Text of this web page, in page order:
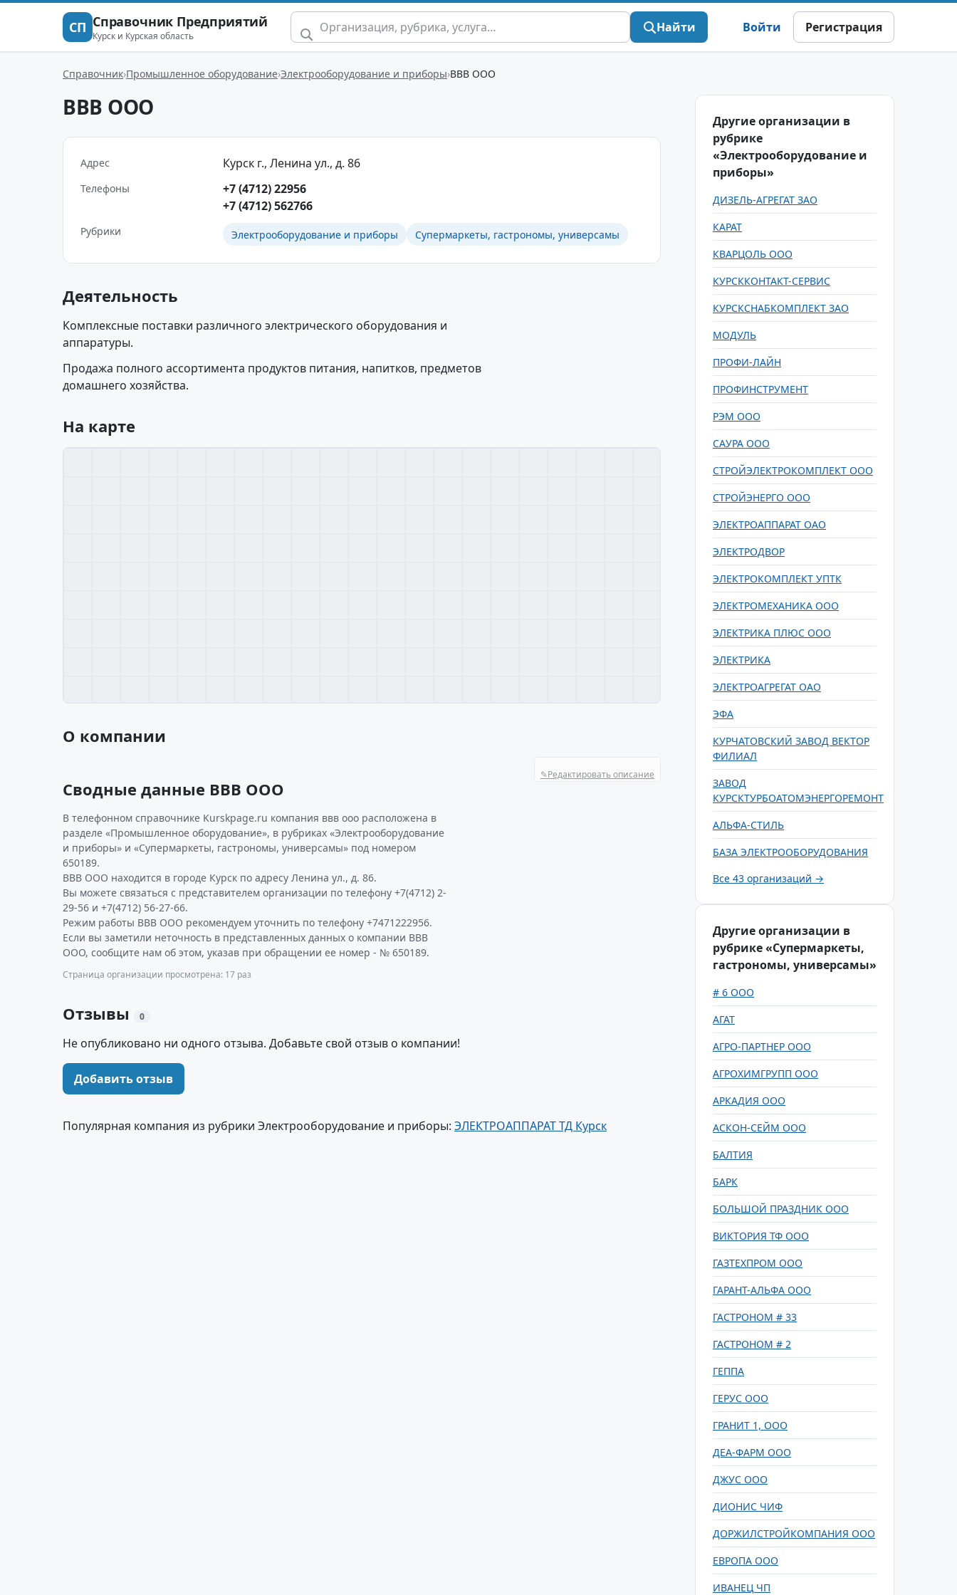
СП Справочник Предприятий
Курск и Курская область
Найти Войти Регистрация
Справочник Промышленное оборудование Электрооборудование и приборы ВВВ ООО
ВВВ ООО
Адрес Курск г., Ленина ул., д. 86
Телефоны
+7 (4712) 22956
+7 (4712) 562766
Рубрики Электрооборудование и приборы Супермаркеты, гастрономы, универсамы
Деятельность
Комплексные поставки различного электрического оборудования и
аппаратуры.
Продажа полного ассортимента продуктов питания, напитков, предметов
домашнего хозяйства.
На карте
О компании
✎Редактировать описание
Сводные данные ВВВ ООО
В телефонном справочнике Kurskpage.ru компания ввв ооо расположена в
разделе «Промышленное оборудование», в рубриках «Электрооборудование
и приборы» и «Супермаркеты, гастрономы, универсамы» под номером
650189.
ВВВ ООО находится в городе Курск по адресу Ленина ул., д. 86.
Вы можете связаться с представителем организации по телефону +7(4712) 2-
29-56 и +7(4712) 56-27-66.
Режим работы ВВВ ООО рекомендуем уточнить по телефону +7471222956.
Если вы заметили неточность в представленных данных о компании ВВВ
ООО, сообщите нам об этом, указав при обращении ее номер - № 650189.
Страница организации просмотрена: 17 раз
Отзывы 0
Не опубликовано ни одного отзыва. Добавьте свой отзыв о компании!
Добавить отзыв
Популярная компания из рубрики Электрооборудование и приборы: ЭЛЕКТРОАППАРАТ ТД Курск
Другие организации в
рубрике
«Электрооборудование и
приборы»
ДИЗЕЛЬ-АГРЕГАТ ЗАО
КАРАТ
КВАРЦОЛЬ ООО
КУРСККОНТАКТ-СЕРВИС
КУРСКСНАБКОМПЛЕКТ ЗАО
МОДУЛЬ
ПРОФИ-ЛАЙН
ПРОФИНСТРУМЕНТ
РЭМ ООО
САУРА ООО
СТРОЙЭЛЕКТРОКОМПЛЕКТ ООО
СТРОЙЭНЕРГО ООО
ЭЛЕКТРОАППАРАТ ОАО
ЭЛЕКТРОДВОР
ЭЛЕКТРОКОМПЛЕКТ УПТК
ЭЛЕКТРОМЕХАНИКА ООО
ЭЛЕКТРИКА ПЛЮС ООО
ЭЛЕКТРИКА
ЭЛЕКТРОАГРЕГАТ ОАО
ЭФА
КУРЧАТОВСКИЙ ЗАВОД ВЕКТОР
ФИЛИАЛ
ЗАВОД
КУРСКТУРБОАТОМЭНЕРГОРЕМОНТ
АЛЬФА-СТИЛЬ
БАЗА ЭЛЕКТРООБОРУДОВАНИЯ
Все 43 организаций →
Другие организации в
рубрике «Супермаркеты,
гастрономы, универсамы»
# 6 ООО
АГАТ
АГРО-ПАРТНЕР ООО
АГРОХИМГРУПП ООО
АРКАДИЯ ООО
АСКОН-СЕЙМ ООО
БАЛТИЯ
БАРК
БОЛЬШОЙ ПРАЗДНИК ООО
ВИКТОРИЯ ТФ ООО
ГАЗТЕХПРОМ ООО
ГАРАНТ-АЛЬФА ООО
ГАСТРОНОМ # 33
ГАСТРОНОМ # 2
ГЕППА
ГЕРУС ООО
ГРАНИТ 1, ООО
ДЕА-ФАРМ ООО
ДЖУС ООО
ДИОНИС ЧИФ
ДОРЖИЛСТРОЙКОМПАНИЯ ООО
ЕВРОПА ООО
ИВАНЕЦ ЧП